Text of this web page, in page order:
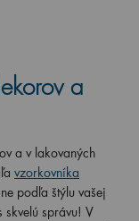
a
a v lakovaných
vzorkovníka
podľa štýlu vašej
skvelú správu! V